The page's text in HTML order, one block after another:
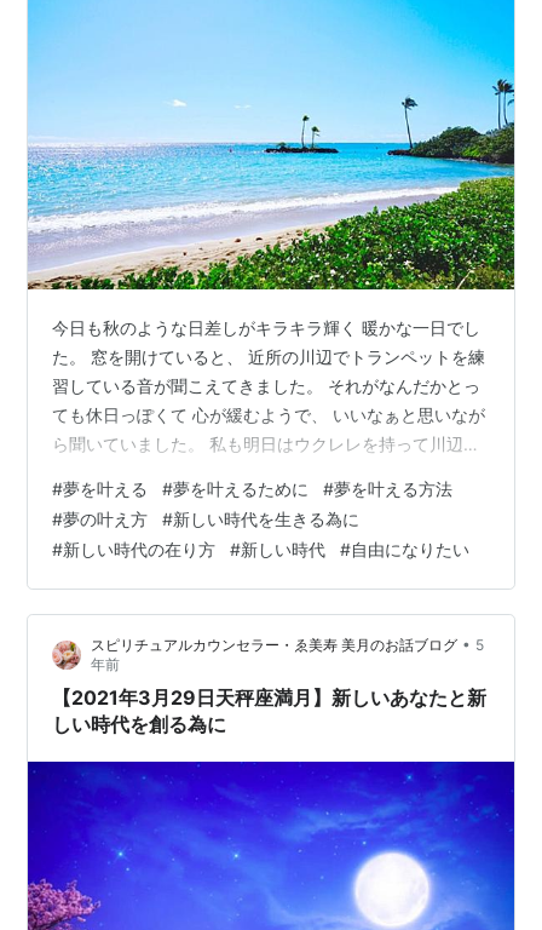
今日も秋のような日差しがキラキラ輝く 暖かな一日でし
た。 窓を開けていると、 近所の川辺でトランペットを練
習している音が聞こえてきました。 それがなんだかとっ
ても休日っぽくて 心が緩むようで、 いいなぁと思いなが
ら聞いていました。 私も明日はウクレレを持って川辺に
現するというお話を書きました。 （そのお話はこちら。
↓ 「条件という枠を超えて夢を叶える - 前向き気づき日
記」） 昭和の頃は、枠通りに生きるのが主流で、 枠の中
に入ることが幸せで、 いかに枠にハマっているかをみん
な競い、 周りと自分の幸せ度を測りましたが、 令和の今
はそうした枠を…
#夢を叶える #夢を叶えるために #夢を叶える方法
#夢の叶え方 #新しい時代を生きる為に
#新しい時代の在り方 #新しい時代 #自由になりたい
スピリチュアルカウンセラー・ゑ美寿 美月のお話ブログ • 5
年前
【2021年3月29日天秤座満月】新しいあなたと新
しい時代を創る為に